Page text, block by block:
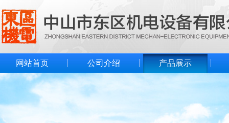
网站首页 公司介绍 产品展示